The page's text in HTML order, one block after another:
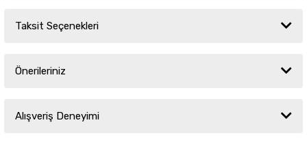
Ürün hakkında henüz soru sorulmamış.
Taksit Seçenekleri
Önerileriniz
yetersiz gördüğünüz noktaları öneri formunu kullanarak tarafımıza
iletebilirsiniz.
Alışveriş Deneyimi